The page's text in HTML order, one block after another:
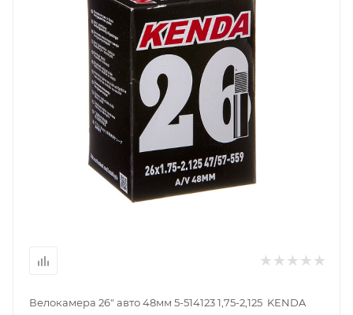
Велокамера 26" авто 48мм 5-514123 1,75-2,125 KENDA